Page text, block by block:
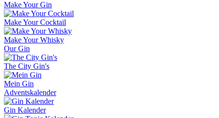
Make Your Gin
Make Your Cocktail
Make Your Whisky
Our Gin
The City Gin's
Mein Gin
Adventskalender
Gin Kalender